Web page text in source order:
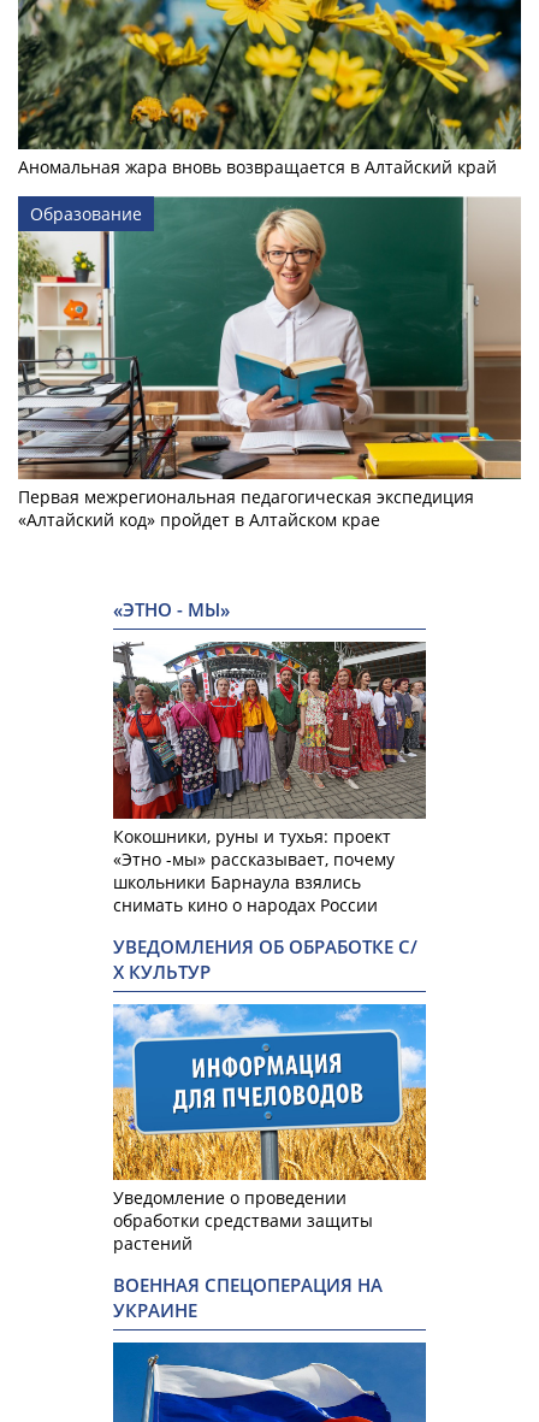
Аномальная жара вновь возвращается в Алтайский край
Образование
Первая межрегиональная педагогическая экспедиция
«Алтайский код» пройдет в Алтайском крае
«ЭТНО - МЫ»
Кокошники, руны и тухья: проект
«Этно -мы» рассказывает, почему
школьники Барнаула взялись
снимать кино о народах России
УВЕДОМЛЕНИЯ ОБ ОБРАБОТКЕ С/
Х КУЛЬТУР
Уведомление о проведении
обработки средствами защиты
растений
ВОЕННАЯ СПЕЦОПЕРАЦИЯ НА
УКРАИНЕ